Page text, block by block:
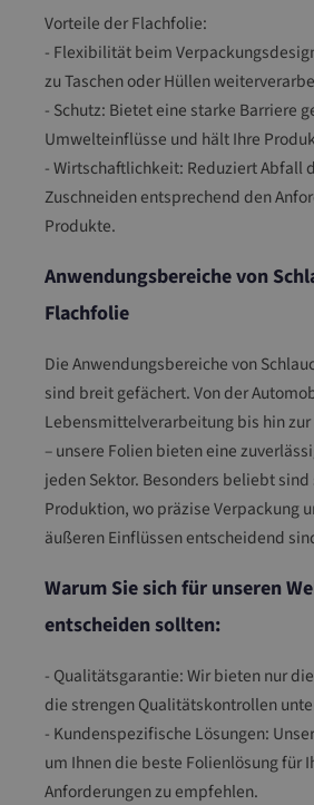
Vorteile der Flachfolie:
- Flexibilität beim
zu Taschen oder Hüllen
- Schutz: Bietet eine starke Barriere
Umwelteinflüsse und hält Ihre
- Wirtschaftlichkeit: Reduziert Abfall
Zuschneiden entsprechend den
Produkte.
Anwendungsbereiche von
Flachfolie
Die Anwendungsbereiche von
sind breit gefächert. Von der
Lebensmittelverarbeitung bis hin
– unsere Folien bieten eine
jeden Sektor. Besonders beliebt
Produktion, wo präzise Verpackung
äußeren Einflüssen entscheidend
Warum Sie sich für unseren
entscheiden sollten:
- Qualitätsgarantie: Wir bieten nur
die strengen Qualitätskontrollen
- Kundenspezifische Lösungen:
um Ihnen die beste Folienlösung für
Anforderungen zu empfehlen.